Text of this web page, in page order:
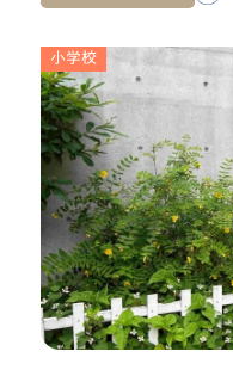
小学校